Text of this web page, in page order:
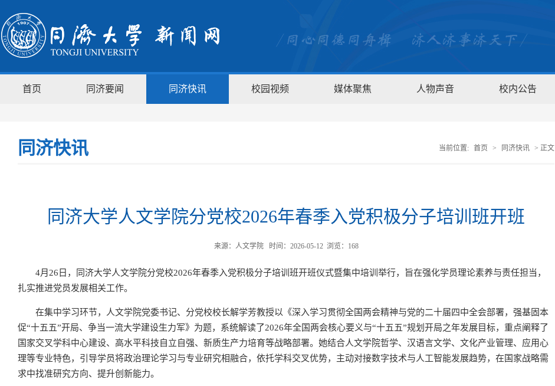
首页 同济要闻 同济快讯 校园视频 媒体聚焦 人物声音 校内公告
同济快讯 当前位置: 首页 > 同济快讯 > 正文
同济大学人文学院分党校2026年春季入党积极分子培训班开班
来源：人文学院 时间：2026-05-12 浏览： 168
4月26日，同济大学人文学院分党校2026年春季入党积极分子培训班开班仪式暨集中培训举行，旨在强化学员理论素养与责任担当，
扎实推进党员发展相关工作。
在集中学习环节，人文学院党委书记、分党校校长解学芳教授以《深入学习贯彻全国两会精神与党的二十届四中全会部署，强基固本
促“十五五”开局、争当一流大学建设生力军》为题，系统解读了2026年全国两会核心要义与“十五五”规划开局之年发展目标，重点阐释了
国家交叉学科中心建设、高水平科技自立自强、新质生产力培育等战略部署。她结合人文学院哲学、汉语言文学、文化产业管理、应用心
理等专业特色，引导学员将政治理论学习与专业研究相融合，依托学科交叉优势，主动对接数字技术与人工智能发展趋势，在国家战略需
求中找准研究方向、提升创新能力。